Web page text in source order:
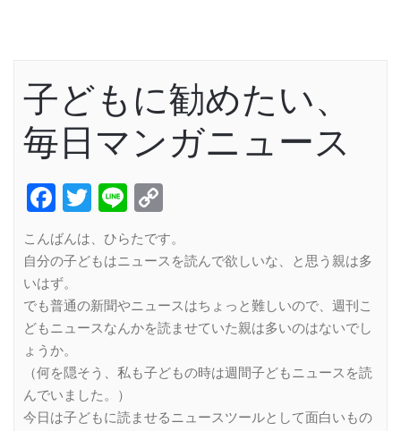
子どもに勧めたい、
毎日マンガニュース
Facebook
Twitter
Line
Link
こんばんは、ひらたです。
自分の子どもはニュースを読んで欲しいな、と思う親は多
いはず。
でも普通の新聞やニュースはちょっと難しいので、週刊こ
どもニュースなんかを読ませていた親は多いのはないでし
ょうか。
（何を隠そう、私も子どもの時は週間子どもニュースを読
んでいました。）
今日は子どもに読ませるニュースツールとして面白いもの